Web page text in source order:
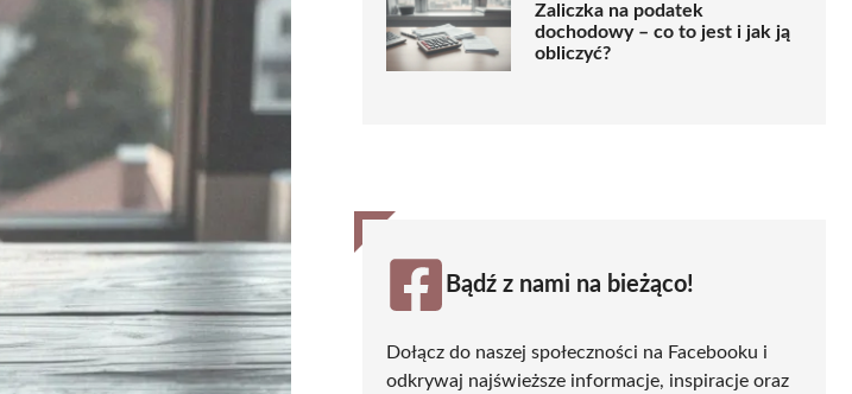
Zaliczka na podatek
dochodowy – co to jest i jak ją
obliczyć?
Bądź z nami na bieżąco!
Dołącz do naszej społeczności na Facebooku i
odkrywaj najświeższe informacje, inspiracje oraz